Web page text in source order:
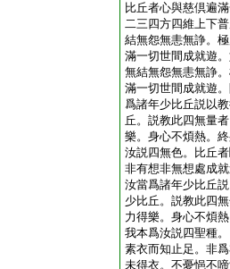
比丘者心與慈倶遍
二三四方四維上下
結無怨無恚無諍。
滿一切世間成就遊
無結無怨無恚無諍
滿一切世間成就遊
爲諸年少比丘説以
丘。説教此四無量
樂。身心不煩熱。
汝説四無色。比丘
非有想非無想處成
汝當爲諸年少比丘
少比丘。説教此四
力得樂。身心不煩
我本爲汝説四聖種
素衣而知止足。非
未得衣。不憂悒不